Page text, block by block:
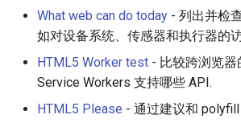
DTrace
Userscripts
Pokémon
What web can do today - 列出并检
如对设备系统、传感器和执行器的
HTML5 Worker test - 比较跨浏览器
Service Workers 支持哪些 API.
HTML5 Please - 通过建议和